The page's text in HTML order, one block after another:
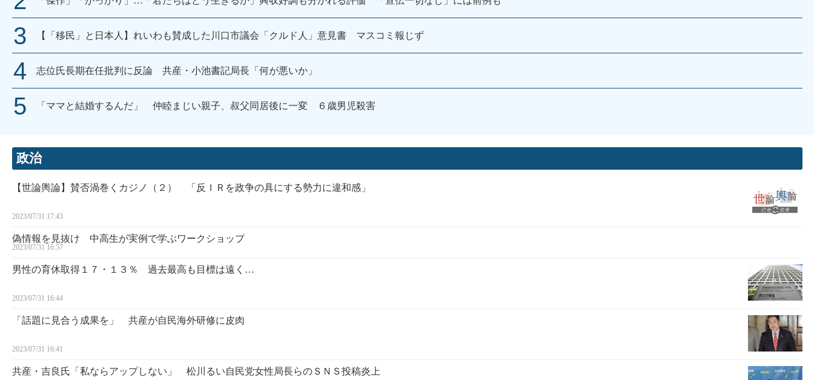
【「移民」と日本人】れいわも賛成した川口市議会「クルド人」意見書 マスコミ報じず
志位氏長期在任批判に反論 共産・小池書記局長「何が悪いか」
「ママと結婚するんだ」 仲睦まじい親子、叔父同居後に一変 ６歳男児殺害
政治
【世論輿論】賛否渦巻くカジノ（２） 「反ＩＲを政争の具にする勢力に違和感」
2023/07/31 17:43
偽情報を見抜け 中高生が実例で学ぶワークショップ
2023/07/31 16:57
男性の育休取得１７・１３％ 過去最高も目標は遠く…
2023/07/31 16:44
「話題に見合う成果を」 共産が自民海外研修に皮肉
2023/07/31 16:41
共産・吉良氏「私ならアップしない」 松川るい自民党女性局長らのＳＮＳ投稿炎上